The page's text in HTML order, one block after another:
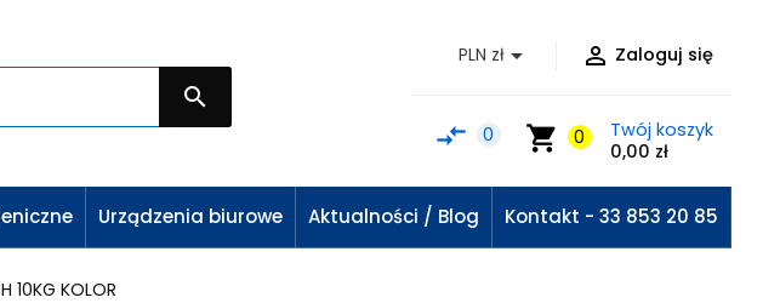

 Zaloguj się
PLN zł
shopping_cart 0
Twój koszyk
0,00 zł
compare_arrows 0
Urządzenia biurowe Aktualności / Blog Kontakt - 33 853 20 85
10KG KOLOR